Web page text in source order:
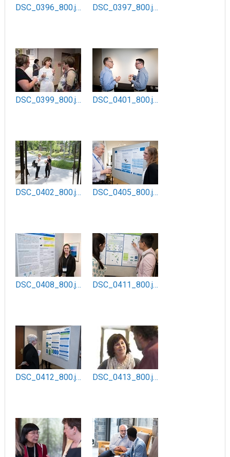
DSC_0396_800.jpg DSC_0397_800.jpg
DSC_0399_800.jpg DSC_0401_800.jpg
DSC_0402_800.jpg DSC_0405_800.jpg
DSC_0408_800.jpg DSC_0411_800.jpg
DSC_0412_800.jpg DSC_0413_800.jpg